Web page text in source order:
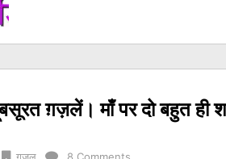
ग़ज़लें। माँ पर दो बहुत ही